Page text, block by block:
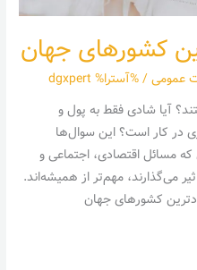
کشورهای جهان
عمومی/ %آسترا% dgxpert
آیا شادی فقط به پول و
در کار است؟ این سوال‌ها
که مسائل اقتصادی، اجتماعی و
می‌گذارند، مهم‌تر از همیشه‌اند.
کشورهای جهان